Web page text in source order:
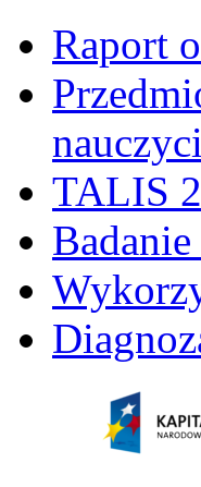
Raport
TALIS